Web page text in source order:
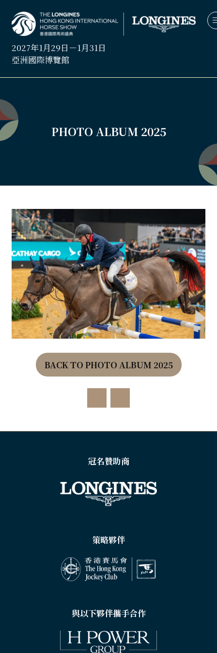
2027年1月29日－1月31日
亞洲國際博覽館
PHOTO ALBUM 2025
BACK TO PHOTO ALBUM 2025
(OPENS
NEW
冠名贊助商
策略夥伴
與以下夥伴攜手合作